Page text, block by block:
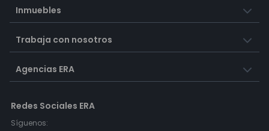
Inmuebles
Trabaja con nosotros
Agencias ERA
Redes Sociales ERA
Síguenos: